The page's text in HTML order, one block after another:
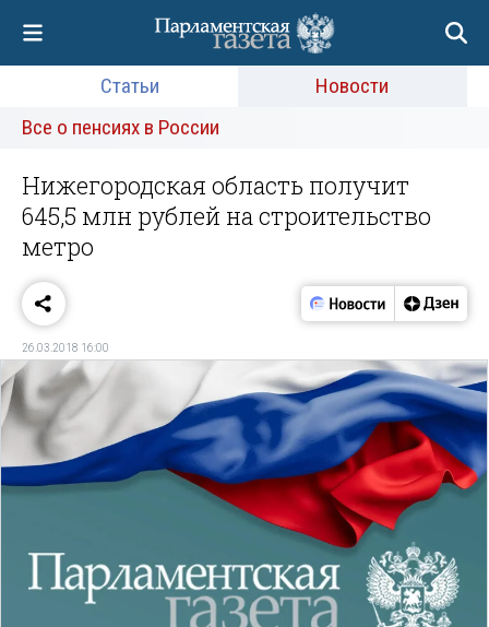
Статьи
Новости
Все о пенсиях в России
Нижегородская область получит
645,5 млн рублей на строительство
метро
26.03.2018 16:00